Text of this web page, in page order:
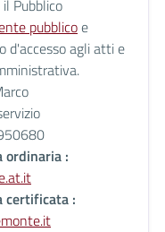
Pubblico
pubblicoe
d'accesso agli atti e
ordinaria :
certificata :